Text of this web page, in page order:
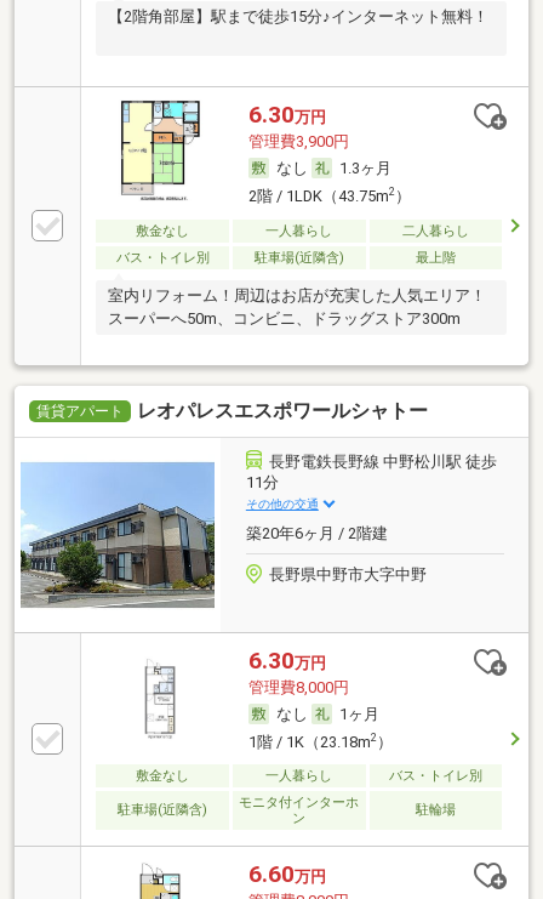
【2階角部屋】駅まで徒歩15分♪インターネット無料！
6.30万円
管理費3,900円
なし
1.3ヶ月
2階 / 1LDK（43.75m2）
敷金なし 一人暮らし
二人暮らし
バス・トイレ別
駐車場(近隣含) 最上階
室内リフォーム！周辺はお店が充実した人気エリア！
スーパーへ50m、コンビニ、ドラッグストア300m
賃貸アパート レオパレスエスポワールシャトー
長野電鉄長野線 中野松川駅 徒歩
11分
その他の交通
築20年6ヶ月 / 2階建
長野県中野市大字中野
6.30万円
管理費8,000円
なし
1ヶ月
1階 / 1K（23.18m2）
敷金なし 一人暮らし バス・トイレ別
駐車場(近隣含)
モニタ付インターホ
ン
駐輪場
6.60万円